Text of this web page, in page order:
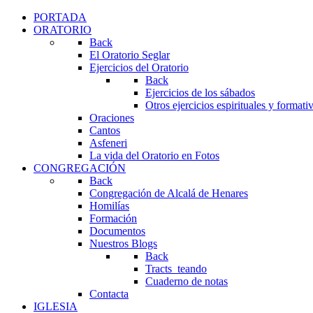
PORTADA
ORATORIO
Back
El Oratorio Seglar
Ejercicios del Oratorio
Back
Ejercicios de los sábados
Otros ejercicios espirituales y
Oraciones
Cantos
Asfeneri
La vida del Oratorio en Fotos
CONGREGACIÓN
Back
Congregación de Alcalá de Henares
Homilías
Formación
Documentos
Nuestros Blogs
Back
Tracts_teando
Cuaderno de notas
Contacta
IGLESIA